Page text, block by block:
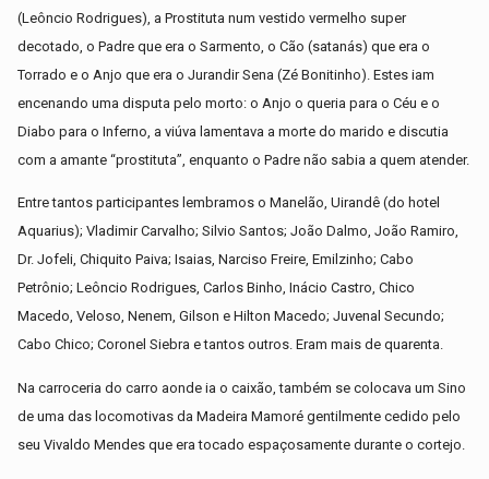
(Leôncio Rodrigues), a Prostituta num vestido vermelho super
decotado, o Padre que era o Sarmento, o Cão (satanás) que era o
Torrado e o Anjo que era o Jurandir Sena (Zé Bonitinho). Estes iam
encenando uma disputa pelo morto: o Anjo o queria para o Céu e o
Diabo para o Inferno, a viúva lamentava a morte do marido e discutia
com a amante “prostituta”, enquanto o Padre não sabia a quem atender.
Entre tantos participantes lembramos o Manelão, Uirandê (do hotel
Aquarius); Vladimir Carvalho; Silvio Santos; João Dalmo, João Ramiro,
Dr. Jofeli, Chiquito Paiva; Isaias, Narciso Freire, Emilzinho; Cabo
Petrônio; Leôncio Rodrigues, Carlos Binho, Inácio Castro, Chico
Macedo, Veloso, Nenem, Gilson e Hilton Macedo; Juvenal Secundo;
Cabo Chico; Coronel Siebra e tantos outros. Eram mais de quarenta.
Na carroceria do carro aonde ia o caixão, também se colocava um Sino
de uma das locomotivas da Madeira Mamoré gentilmente cedido pelo
seu Vivaldo Mendes que era tocado espaçosamente durante o cortejo.